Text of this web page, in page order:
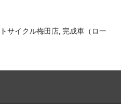
サイクル梅田店, 完成車（ロー